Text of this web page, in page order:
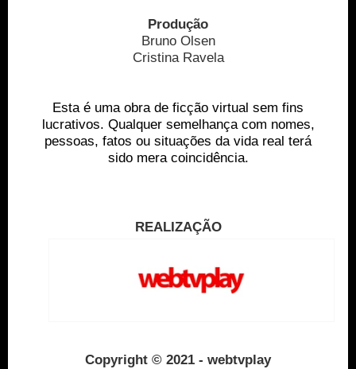
Produção
Bruno Olsen
Cristina Ravela
Esta é uma obra de ficção virtual sem fins
lucrativos. Qualquer semelhança com nomes,
pessoas, fatos ou situações da vida real terá
sido mera coincidência.
REALIZAÇÃO
Copyright © 2021 - webtvplay